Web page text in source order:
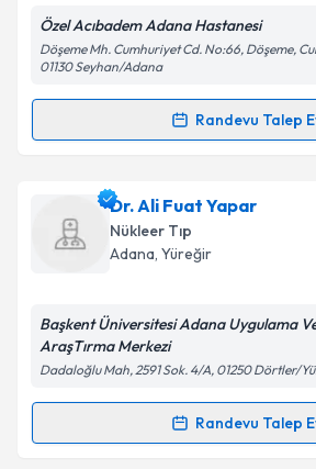
Kişisel verilerimin işlenmesine
Metni'ni okudum ve kişisel
kapsamda işlenmesini kabul
Takvim Talebini
Özel Acıbadem Adana Hastanesi
Döşeme Mh. Cumhuriyet Cd. No:66, Döşeme,
01130 Seyhan/Adana
Randevu Talep
Randevu Takvimi Talebi
Dr. Meltem Serin için randevu
oluşturun. Size bu uzmandan
takvim hazırlandığında e-posta ile
Kişisel verilerimin işlenmesine
'ni okudum ve kişisel
kapsamda işlenmesini kabul
Dr. Ali Fuat Yapar
Nükleer Tıp
Adana, Yüreğir
Başkent Üniversitesi Adana Uygulama
AraşTırma Merkezi
Dadaloğlu Mah, 2591 Sok. 4/A, 01250 Dörtler/
Randevu Talep
Randevu Takvimi Talebi